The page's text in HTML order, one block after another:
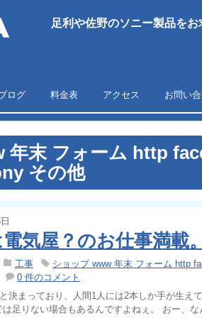
足利や佐野のソニー製品を
ログ 料金表 アクセス お問い
年末 フォーム http
その他
気屋？のお仕事満載。
工事
ショップ www 年末 フォーム http
0 件のコメント
決まっており、人間1人には2本しか手が生え
は足りない場合もあるんですよねぇ。 おー、